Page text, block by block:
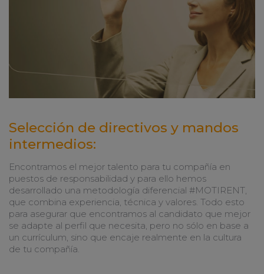
Selección de directivos y mandos
intermedios:
Encontramos el mejor talento para tu compañía en
puestos de responsabilidad y para ello hemos
desarrollado una metodología diferencial #MOTIRENT,
que combina experiencia, técnica y valores. Todo esto
para asegurar que encontramos al candidato que mejor
se adapte al perfil que necesita, pero no sólo en base a
un currículum, sino que encaje realmente en la cultura
de tu compañía.